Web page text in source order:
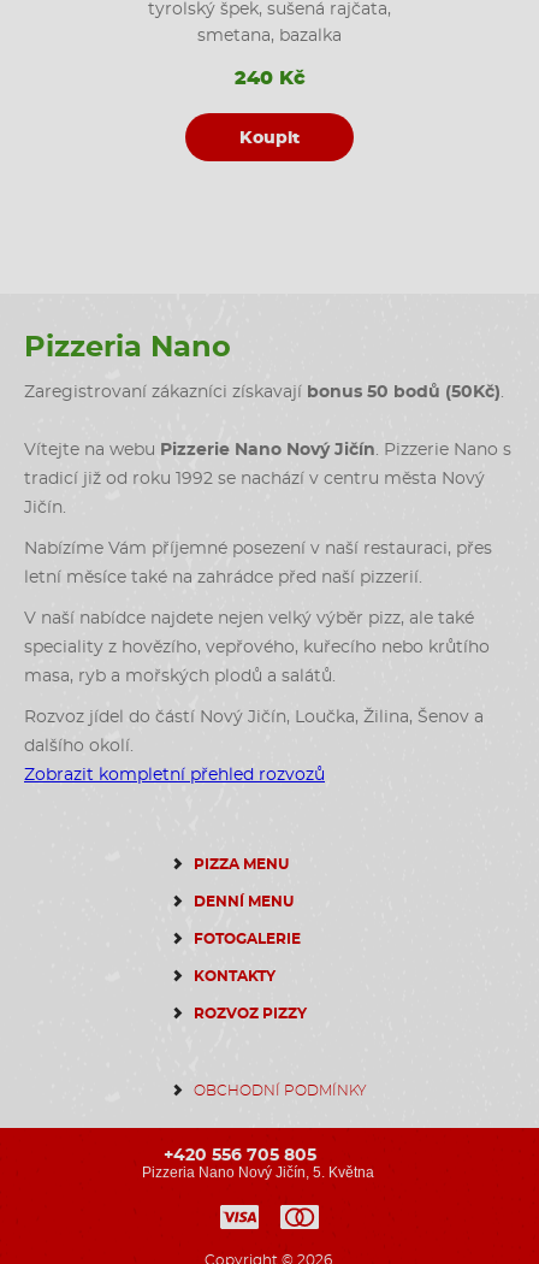
tyrolský špek, sušená rajčata,
smetana, bazalka
240 Kč
Koupit
Pizzeria Nano
Zaregistrovaní zákazníci získavají bonus 50 bodů (50Kč).
Vítejte na webu Pizzerie Nano Nový Jičín. Pizzerie Nano s
tradicí již od roku 1992 se nachází v centru města Nový
Jičín.
Nabízíme Vám příjemné posezení v naší restauraci, přes
letní měsíce také na zahrádce před naší pizzerií.
V naší nabídce najdete nejen velký výběr pizz, ale také
speciality z hovězího, vepřového, kuřecího nebo krůtího
masa, ryb a mořských plodů a salátů.
Rozvoz jídel do částí Nový Jičín, Loučka, Žilina, Šenov a
dalšího okolí.
Zobrazit kompletní přehled rozvozů
PIZZA MENU
DENNÍ MENU
FOTOGALERIE
KONTAKTY
ROZVOZ PIZZY
OBCHODNÍ PODMÍNKY
+420 556 705 805
Pizzeria Nano Nový Jičín, 5. Května
Copyright © 2026